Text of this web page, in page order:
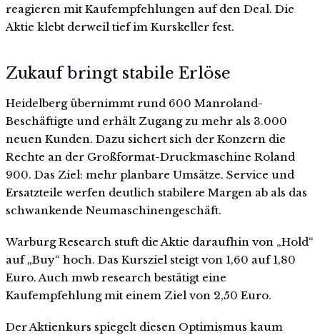
reagieren mit Kaufempfehlungen auf den Deal. Die
Aktie klebt derweil tief im Kurskeller fest.
Zukauf bringt stabile Erlöse
Heidelberg übernimmt rund 600 Manroland-
Beschäftigte und erhält Zugang zu mehr als 3.000
neuen Kunden. Dazu sichert sich der Konzern die
Rechte an der Großformat-Druckmaschine Roland
900. Das Ziel: mehr planbare Umsätze. Service und
Ersatzteile werfen deutlich stabilere Margen ab als das
schwankende Neumaschinengeschäft.
Warburg Research stuft die Aktie daraufhin von „Hold“
auf „Buy“ hoch. Das Kursziel steigt von 1,60 auf 1,80
Euro. Auch mwb research bestätigt eine
Kaufempfehlung mit einem Ziel von 2,50 Euro.
Der Aktienkurs spiegelt diesen Optimismus kaum